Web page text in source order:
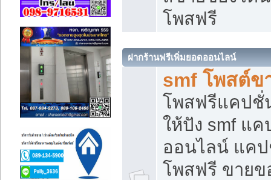
โพสฟรี
ฝากร้านฟรีเพิ่มยอดออนไลน์
smf โพสต์ข
โพสฟรีแคปชั่
ให้ปัง smf แ
ออนไลน์ แค
โพสฟรี ขายข